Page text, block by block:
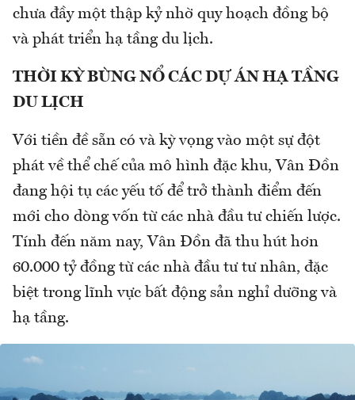
chưa đầy một thập kỷ nhờ quy hoạch đồng bộ
và phát triển hạ tầng du lịch.
THỜI KỲ BÙNG NỔ CÁC DỰ ÁN HẠ TẦNG
DU LỊCH
Với tiền đề sẵn có và kỳ vọng vào một sự đột
phát về thể chế của mô hình đặc khu, Vân Đồn
đang hội tụ các yếu tố để trở thành điểm đến
mới cho dòng vốn từ các nhà đầu tư chiến lược.
Tính đến năm nay, Vân Đồn đã thu hút hơn
60.000 tỷ đồng từ các nhà đầu tư tư nhân, đặc
biệt trong lĩnh vực bất động sản nghỉ dưỡng và
hạ tầng.